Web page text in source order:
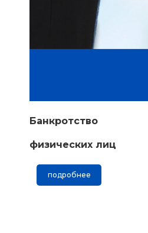
Банкротство
физических лиц
подробнее